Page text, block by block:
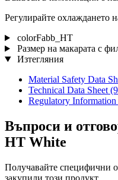
Регулирайте охлаждането
colorFabb_HT
Размер на макарата с
Изтегляния
Material Safety Data
Technical Data Sheet
Regulatory Information
Въпроси и
HT White
Получавайте специфични
закупили този продукт